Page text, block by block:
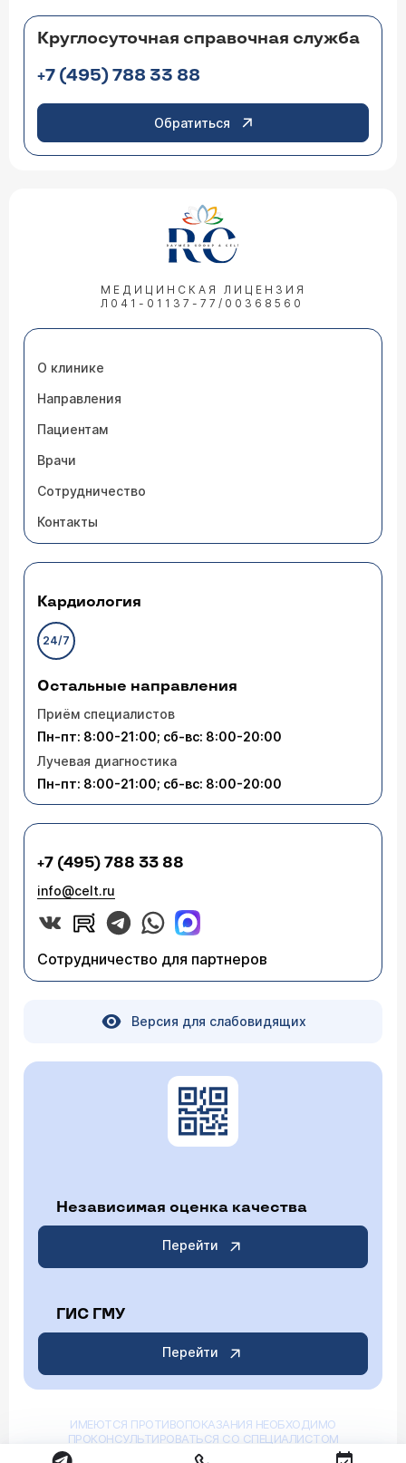
Круглосуточная справочная служба
+7 (495) 788 33 88
Обратиться
МЕДИЦИНСКАЯ ЛИЦЕНЗИЯ
Л041-01137-77/00368560
О клинике
Направления
Пациентам
Врачи
Сотрудничество
Контакты
Кардиология
24/7
Остальные направления
Приём специалистов
Пн-пт: 8:00-21:00; сб-вс: 8:00-20:00
Лучевая диагностика
Пн-пт: 8:00-21:00; сб-вс: 8:00-20:00
+7 (495) 788 33 88
info@celt.ru
Сотрудничество для партнеров
Версия для слабовидящих
Независимая оценка качества
Перейти
ГИС ГМУ
Перейти
ИМЕЮТСЯ ПРОТИВОПОКАЗАНИЯ НЕОБХОДИМО
ПРОКОНСУЛЬТИРОВАТЬСЯ СО СПЕЦИАЛИСТОМ